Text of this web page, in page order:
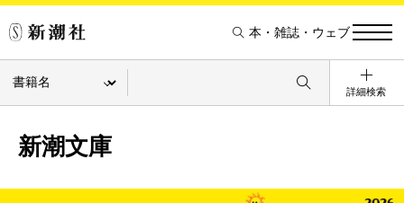
本・雑誌・ウェブ
詳細検索
新潮文庫